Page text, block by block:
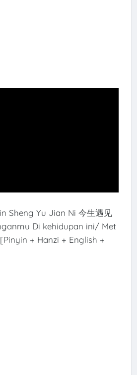
Sheng Yu Jian Ni 今生遇见
Di kehidupan ini/ Met
+ Hanzi + English +